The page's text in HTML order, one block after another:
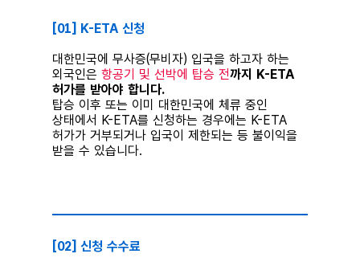
[01] K-ETA 신청
대한민국에 무사증(무비자) 입국을 하고자 하는
외국인은 항공기 및 선박에 탑승 전까지 K-ETA
허가를 받아야 합니다.
탑승 이후 또는 이미 대한민국에 체류 중인
상태에서 K-ETA를 신청하는 경우에는 K-ETA
허가가 거부되거나 입국이 제한되는 등 불이익을
받을 수 있습니다.
[02] 신청 수수료